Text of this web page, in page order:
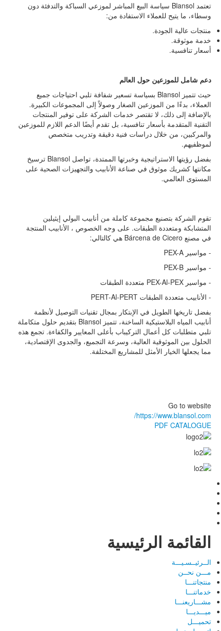
تعتمد Blansol سياسة البيع المباشر لموزعي السباكة والتدفئة دون
وسطاء، ما يتيح للعملاء الاستفادة من:
منتجات عالية الجودة.
خدمة موثوقة.
أسعار تنافسية.
دعم شامل للموزعين حول العالم
حيث تتميز Blansol بسياسة تسعير شفافة تلبي احتياجات جميع
العملاء، بدءًا من الموزعين الصغار وصولاً إلى المجموعات الكبيرة.
بالإضافة إلى ذلك، لا تقتصر خدمات الشركة على توفير المنتجات
التقنية المتقدمة بأسعار تنافسية، بل تقدم أيضًا الدعم اللازم للموزعين
والمركبين، من خلال دراسات فنية دقيقة وتدريب متخصص
لموظفيهم.
بفضل رؤيتها الاستراتيجية وخبرتها الممتدة، تواصل Blansol ترسيخ
مكانتها كشريك موثوق في صناعة الأنابيب والتجهيزات الصحية على
المستوى العالمي.
تقوم الشركة بتصنيع مجموعة كاملة من أنابيب البولي إيثيلين
المتشابكة ومتعددة الطبقات. على وجه الخصوص ، الأنابيب المنتجة
في مصنع Bárcena de Cicero هي كالتالي:
- مواسير PEX-A
- مواسير PEX-B
- مواسير PEX-Al-PEX متعددة الطبقات
- الأنابيب متعددة الطبقات PERT-Al-PERT
بفضل تاريخها الطويل في الإبتكار بمجال تقنيات التوصيل لأنظمة
أنابيب المياه البلاستيكية الساخنة، تتميز Blansol بتقديم حلول متكاملة
تلبي متطلبات كل أعمال التركيباب بأعلى المعايير والكفاءة. تجمع هذه
الحلول بين الموثوقية العالية، وسرعة التجميع، والجدوى الإقتصادية،
مما يجعلها الخيار الأمثل للمشاريع المختلفة.
Go to website
https://www.blansol.com/
PDF CATALOGUE
القائمة الرئيسية
الــرئيــسـيـــة
مـــن نحــن
منتجاتنـــا
خدماتنـــا
مشـــاريعنـــا
ميـــديـــا
تحميـــل